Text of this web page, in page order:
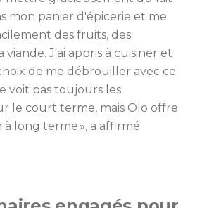
mon panier d'épicerie et me
des fruits, des
viande. J'ai appris à cuisiner et
de me débrouiller avec ce
voit pas toujours les
le court terme, mais Olo offre
long terme », a affirmé